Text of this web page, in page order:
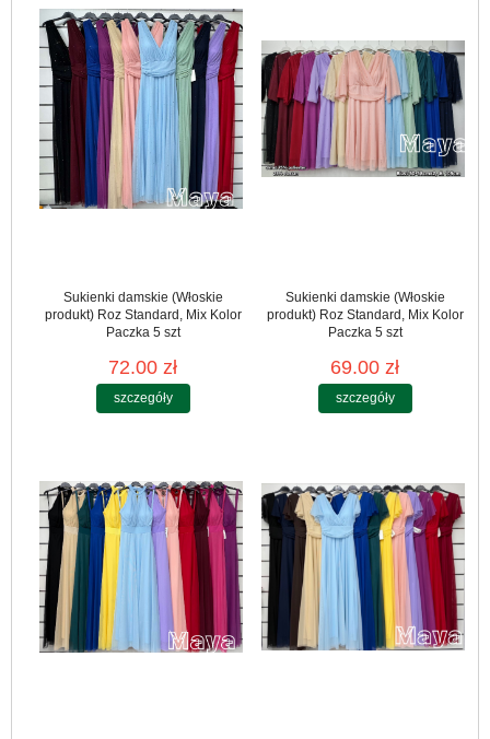
Sukienki damskie (Włoskie
produkt) Roz Standard, Mix Kolor
Paczka 5 szt
72.00 zł
szczegóły
Sukienki damskie (Włoskie
produkt) Roz Standard, Mix Kolor
Paczka 5 szt
69.00 zł
szczegóły